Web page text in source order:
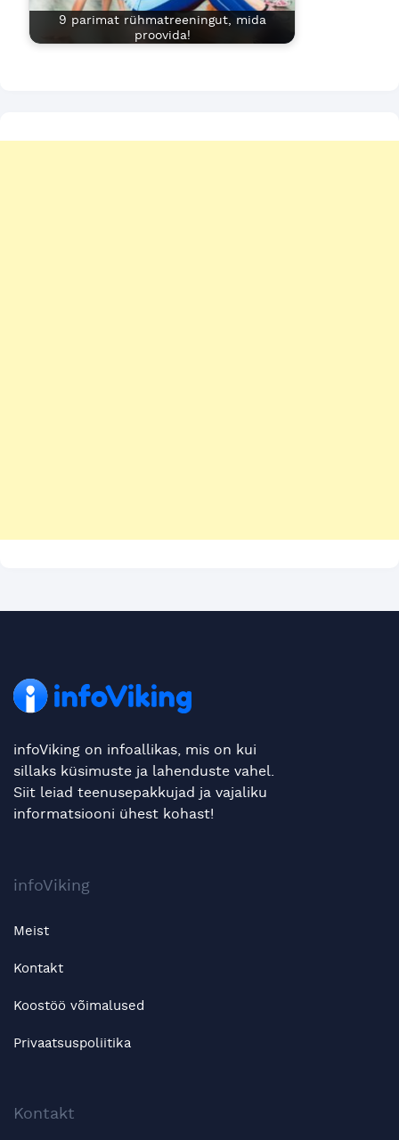
9 parimat rühmatreeningut, mida
proovida!
infoViking on infoallikas, mis on kui
sillaks küsimuste ja lahenduste vahel.
Siit leiad teenusepakkujad ja vajaliku
informatsiooni ühest kohast!
infoViking
Meist
Kontakt
Koostöö võimalused
Privaatsuspoliitika
Kontakt